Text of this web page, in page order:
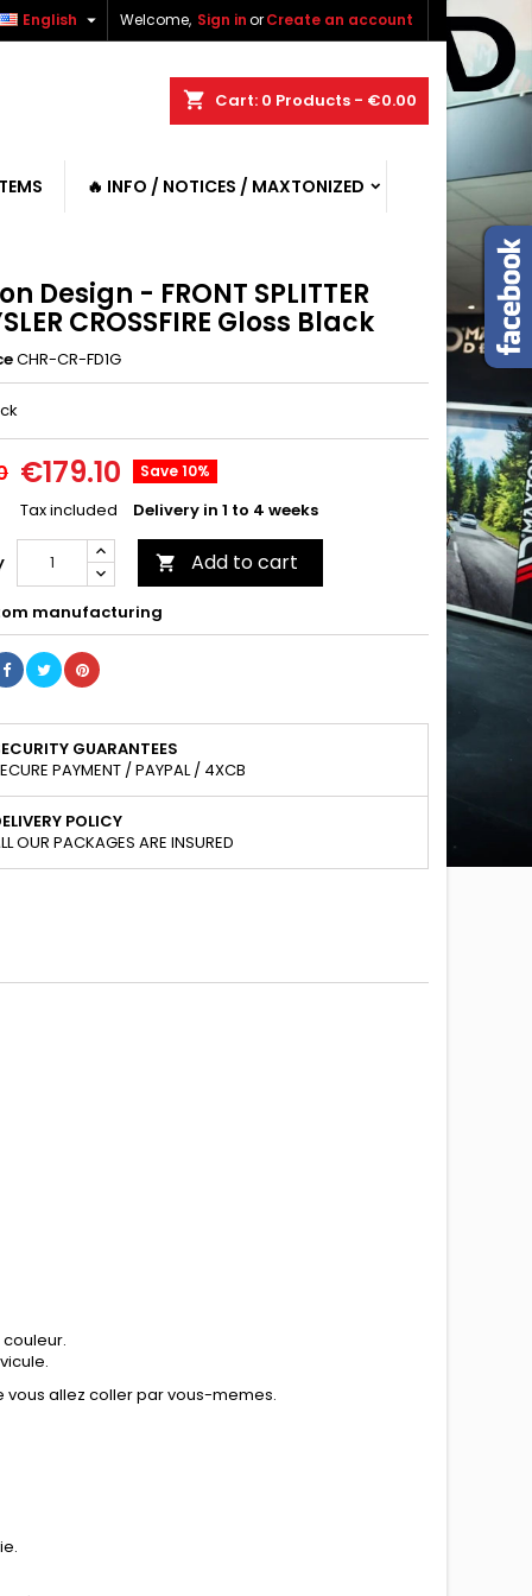
Welcome, Sign inorCreate an account
English 
shopping_cart Cart: 0 Products - €0.00
🔥 INFO / NOTICES / MAXTONIZED
Design - FRONT SPLITTER
CROSSFIRE Gloss Black
CHR-CR-FD1G
€179.10 Save 10%
Tax included Delivery in 1 to 4 weeks
 Add to cart
manufacturing
GUARANTEES
PAYMENT / PAYPAL / 4XCB
POLICY
OUR PACKAGES ARE INSURED
vous allez coller par vous-memes.